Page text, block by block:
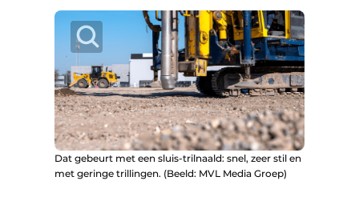
Dat gebeurt met een sluis-trilnaald: snel, zeer stil en
met geringe trillingen. (Beeld: MVL Media Groep)